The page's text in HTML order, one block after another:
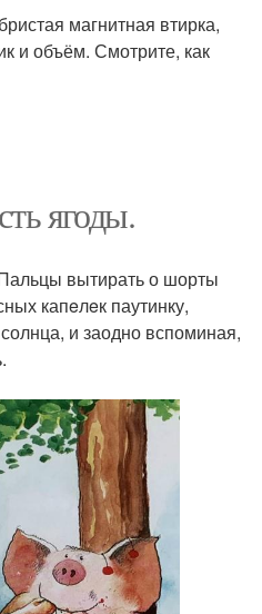
магнитная втирка,
и объём. Смотрите, как
ягоды.
вытирать о шорты
капeлeк паутинку,
и заодно вспоминая,